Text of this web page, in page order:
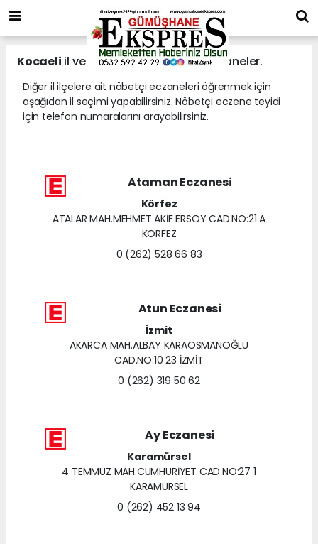
Kocaeli il ve ilçelerine ait nöbetçi eczaneler.
Diğer il ilçelere ait nöbetçi eczaneleri öğrenmek için
aşağıdan il seçimi yapabilirsiniz. Nöbetçi eczene teyidi
için telefon numaralarını arayabilirsiniz.
Ataman Eczanesi
Körfez
ATALAR MAH.MEHMET AKİF ERSOY CAD.NO:21 A
KÖRFEZ
0 (262) 528 66 83
Atun Eczanesi
İzmit
AKARCA MAH.ALBAY KARAOSMANOĞLU
CAD.NO:10 23 İZMİT
0 (262) 319 50 62
Ay Eczanesi
Karamürsel
4 TEMMUZ MAH.CUMHURİYET CAD.NO:27 1
KARAMÜRSEL
0 (262) 452 13 94